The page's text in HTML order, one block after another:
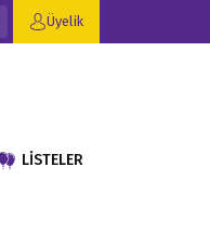
Üyelik
LİSTELER